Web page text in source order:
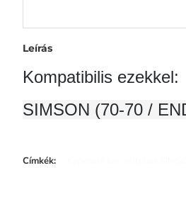
Leírás
Kompatibilis ezekkel:
SIMSON (70-70 /
Címkék: